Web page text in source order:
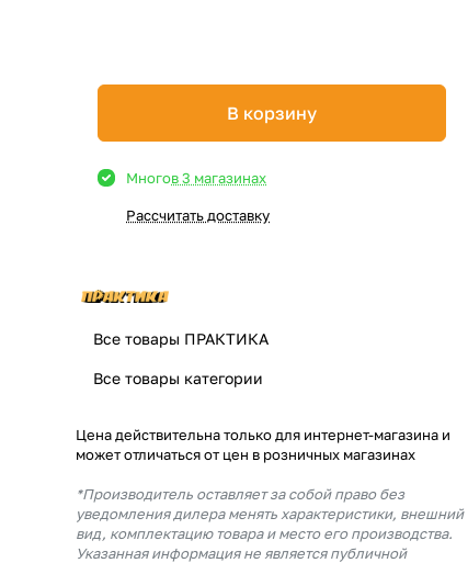
В корзину
Многов 3 магазинах
Рассчитать доставку
Все товары ПРАКТИКА
Все товары категории
Цена действительна только для интернет-магазина и
может отличаться от цен в розничных магазинах
*Производитель оставляет за собой право без
уведомления дилера менять характеристики, внешний
вид, комплектацию товара и место его производства.
Указанная информация не является публичной